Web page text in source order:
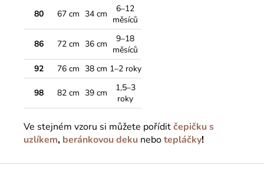
80 67 cm 34 cm
6–12
měsíců
86 72 cm 36 cm
9–18
měsíců
92
76 cm 38 cm 1–2 roky
98 82 cm 39 cm
1,5–3
roky
Ve stejném vzoru si můžete poříditčepičku s
uzlíkem, beránkovou deku nebotepláčky!